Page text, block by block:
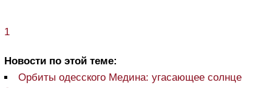
1
Новости по этой теме:
Орбиты одесского Медина: угасающее солнце